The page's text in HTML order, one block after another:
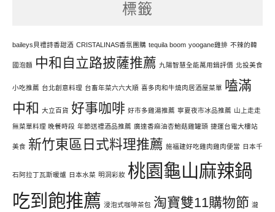
標籤
baileys貝禮詩香甜酒 CRISTALINAS香氛團購 tequila boom yoogane雞排 不辣的韓
國泡麵 中和自立路披薩推薦 九陽智慧全能萬用鍋評價 北投美食
小吃推薦 台北創意料理 台畜年菜六六大順 喜多肉和牛燒肉居酒屋菜單 嗑滿
中和 大立百貨 好事咖啡 好市多雞湯推薦 寧夏夜市冰品推薦 山上走走
無菜單料理 晚餐時段 年節送禮酒品推薦 廣達香麻油杏鮑菇雞罐頭 捷運台電大樓站
美食 新竹東區日式料理推薦 施福建好吃雞肉雞肉便當 日本千
石阿拉丁瓦斯暖爐 日本水菜 明洞彩妝 桃園龜山麻辣鍋
吃到飽推薦 浸泡式咖啡茶包 淘寶雙11購物節 瀧